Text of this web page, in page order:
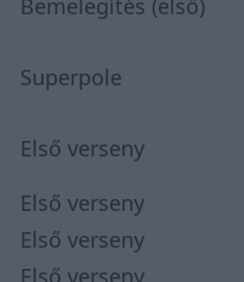
Bemelegítés (első)
Superpole
Első verseny
Első verseny
Első verseny
Első verseny